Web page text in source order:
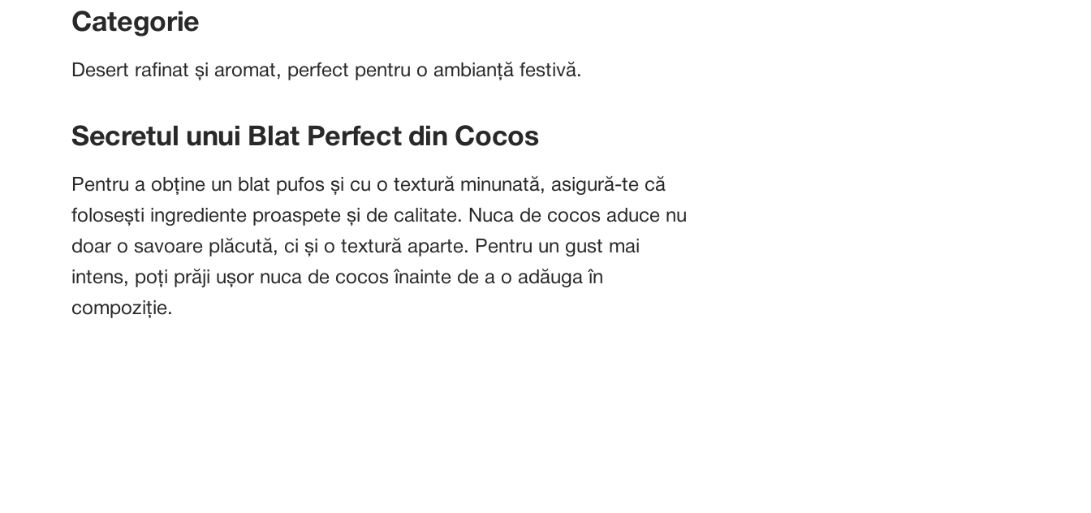
Categorie
Desert rafinat și aromat, perfect pentru o ambianță festivă.
Secretul unui Blat Perfect din Cocos
Pentru a obține un blat pufos și cu o textură minunată, asigură-te că
folosești ingrediente proaspete și de calitate. Nuca de cocos aduce nu
doar o savoare plăcută, ci și o textură aparte. Pentru un gust mai
intens, poți prăji ușor nuca de cocos înainte de a o adăuga în
compoziție.